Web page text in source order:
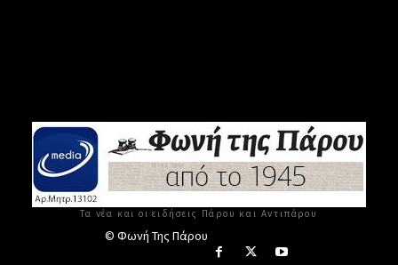
Τα νέα και οι ειδήσεις Πάρου και Αντιπάρου
© Φωνή Της Πάρου